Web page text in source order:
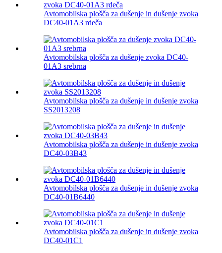
Avtomobilska plošča za dušenje in dušenje zvoka
DC40-01A3 rdeča
Avtomobilska plošča za dušenje zvoka DC40-
01A3 srebrna
Avtomobilska plošča za dušenje in dušenje zvoka
SS2013208
Avtomobilska plošča za dušenje in dušenje zvoka
DC40-03B43
Avtomobilska plošča za dušenje in dušenje zvoka
DC40-01B6440
Avtomobilska plošča za dušenje in dušenje zvoka
DC40-01C1